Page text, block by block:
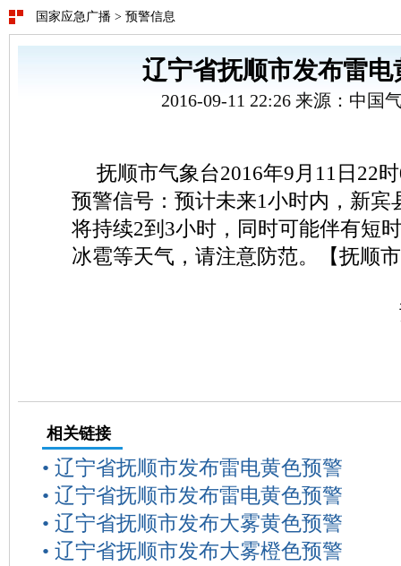
国家应急广播 > 预警信息
辽宁省抚顺市发布雷电
2016-09-11 22:26 来源：中国
抚顺市气象台2016年9月11日22
预警信号：预计未来1小时内，新宾
将持续2到3小时，同时可能伴有短
冰雹等天气，请注意防范。【抚顺
相关链接
• 辽宁省抚顺市发布雷电黄色预警
• 辽宁省抚顺市发布雷电黄色预警
• 辽宁省抚顺市发布大雾黄色预警
• 辽宁省抚顺市发布大雾橙色预警